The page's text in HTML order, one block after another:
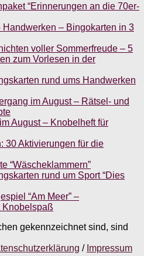
“Erinnerungen an die 70er-
Handwerken – Bingokarten in 3
voller Sommerfreude – 5
zum Vorlesen in der
rund ums Handwerken
im August – Rätsel- und
August – Knobelheft für
30 Aktivierungen für die
“Wäscheklammern”
rund um Sport “Dies
“Am Meer” –
Knobelspaß
gekennzeichnet sind, sind
/ Impressum